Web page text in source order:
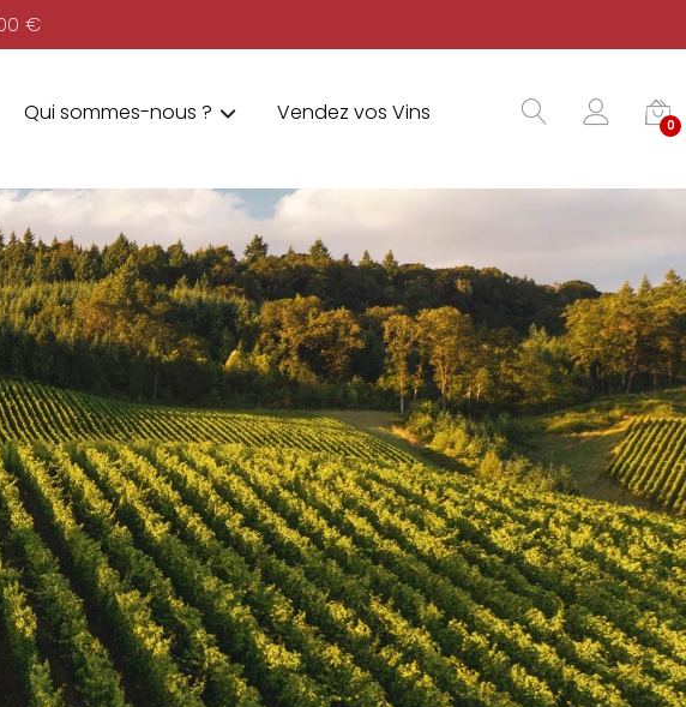
€
Qui sommes-nous ? Vendez vos Vins 0